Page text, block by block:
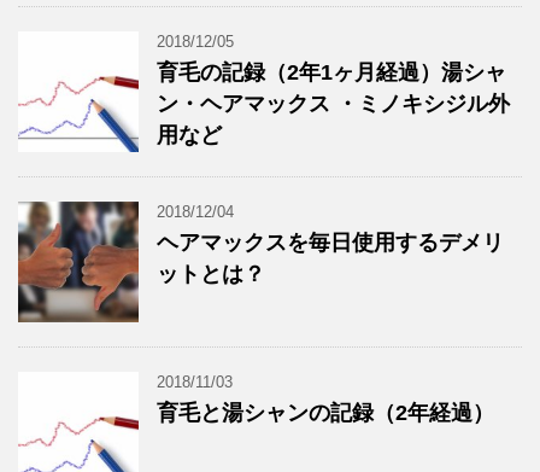
2018/12/05
育毛の記録（2年1ヶ月経過）湯シャ
ン・ヘアマックス ・ミノキシジル外
用など
2018/12/04
ヘアマックスを毎日使用するデメリ
ットとは？
2018/11/03
育毛と湯シャンの記録（2年経過）